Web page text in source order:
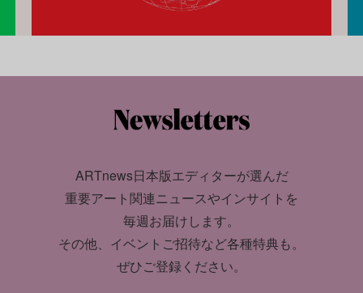
ARTnews日本版エディターが選んだ
重要アート関連ニュースやインサイトを
毎週お届けします。
その他、イベントご招待など各種特典も。
ぜひご登録ください。